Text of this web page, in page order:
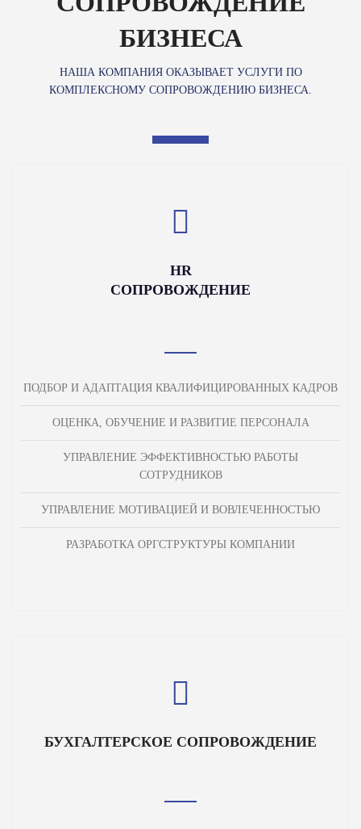
БИЗНЕСА
НАША КОМПАНИЯ ОКАЗЫВАЕТ УСЛУГИ ПО
КОМПЛЕКСНОМУ СОПРОВОЖДЕНИЮ БИЗНЕСА.
HR
СОПРОВОЖДЕНИЕ
ПОДБОР И АДАПТАЦИЯ КВАЛИФИЦИРОВАННЫХ КАДРОВ
ОЦЕНКА, ОБУЧЕНИЕ И РАЗВИТИЕ ПЕРСОНАЛА
УПРАВЛЕНИЕ ЭФФЕКТИВНОСТЬЮ РАБОТЫ
СОТРУДНИКОВ
УПРАВЛЕНИЕ МОТИВАЦИЕЙ И ВОВЛЕЧЕННОСТЬЮ
РАЗРАБОТКА ОРГСТРУКТУРЫ КОМПАНИИ
БУХГАЛТЕРСКОЕ СОПРОВОЖДЕНИЕ